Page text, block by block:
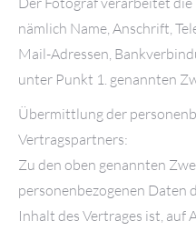
nämlich Name, Anschrift,
Mail-Adressen,
unter Punkt 1. genannten
Übermittlung der
Vertragspartners:
Zu den oben genannten
personenbezogenen Daten
Inhalt des Vertrages ist, auf